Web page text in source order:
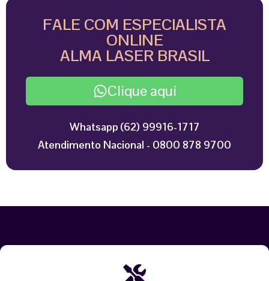
FALE COM ESPECIALISTA
ONLINE
ALMA LASER BRASIL
Clique aqui
Whatsapp (62) 99916-1717
Atendimento Nacional - 0800 878 9700